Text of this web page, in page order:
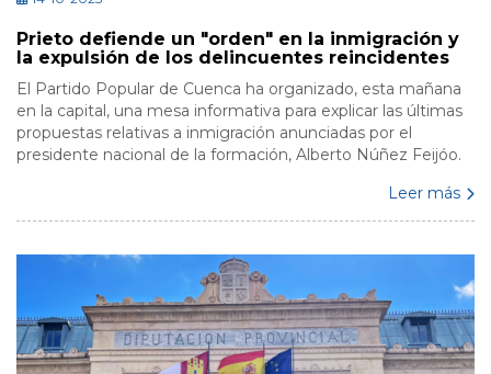
Prieto defiende un "orden" en la inmigración y
la expulsión de los delincuentes reincidentes
El Partido Popular de Cuenca ha organizado, esta mañana
en la capital, una mesa informativa para explicar las últimas
propuestas relativas a inmigración anunciadas por el
presidente nacional de la formación, Alberto Núñez Feijóo.
Leer más